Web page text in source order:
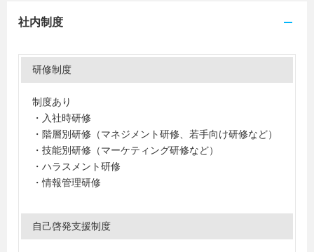
社内制度
研修制度
制度あり
・入社時研修
・階層別研修（マネジメント研修、若手向け研修など）
・技能別研修（マーケティング研修など）
・ハラスメント研修
・情報管理研修
自己啓発支援制度